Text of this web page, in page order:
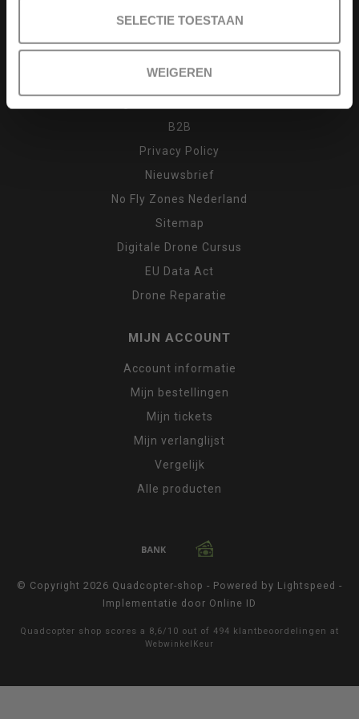
SELECTIE TOESTAAN
WEIGEREN
Inruilen
Retour
B2B
Privacy Policy
Nieuwsbrief
No Fly Zones Nederland
Sitemap
Digitale Drone Cursus
EU Data Act
Drone Reparatie
MIJN ACCOUNT
Account informatie
Mijn bestellingen
Mijn tickets
Mijn verlanglijst
Vergelijk
Alle producten
© Copyright 2026 Quadcopter-shop - Powered by Lightspeed -
Implementatie door Online ID
Quadcopter shop scores a 8,6/ 10 out of 494 klantbeoordelingen at
WebwinkelKeur